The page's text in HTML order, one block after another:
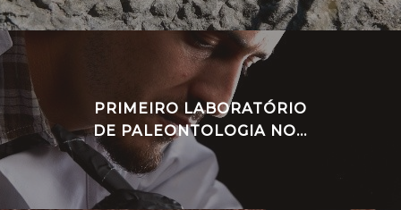
PRIMEIRO LABORATÓRIO
DE PALEONTOLOGIA NO...